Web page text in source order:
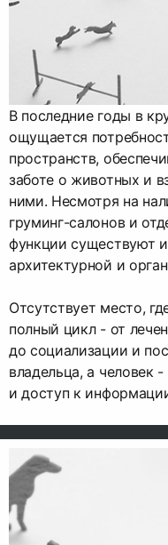
В последние годы в
ощущается
пространств,
заботе о животных и
ними. Несмотря на
груминг-салонов и
функции существуют
архитектурной и
Отсутствует место,
полный цикл - от
до социализации и
владельца, а человек
и доступ к